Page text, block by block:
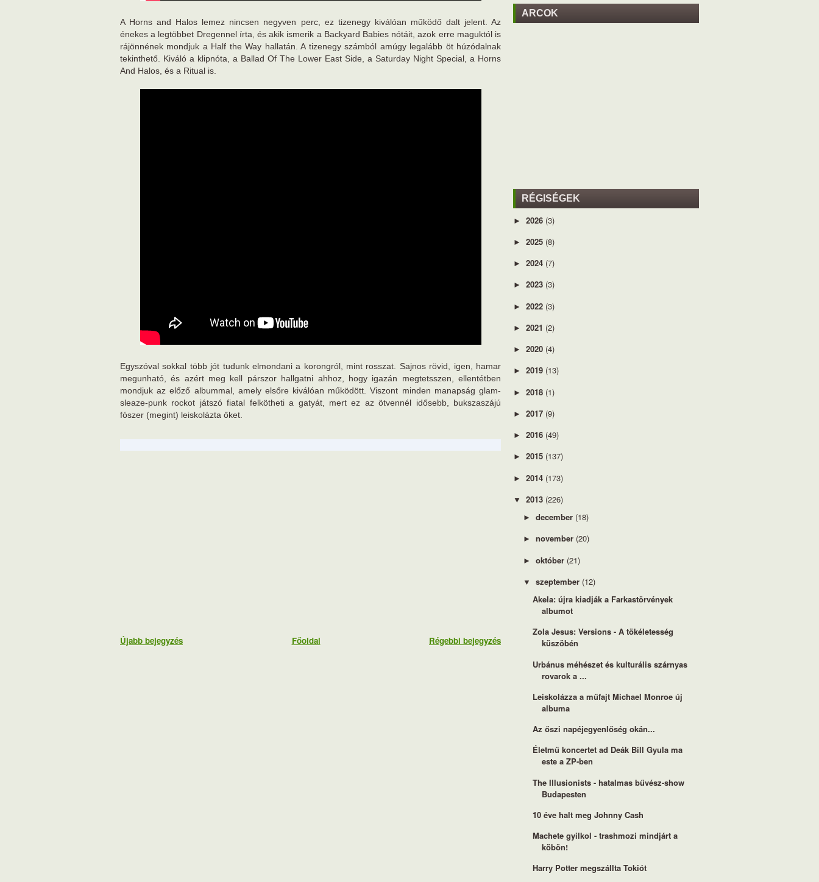
A Horns and Halos lemez nincsen negyven perc, ez tizenegy kiválóan működő dalt jelent. Az
énekes a legtöbbet Dregennel írta, és akik ismerik a Backyard Babies nótáit, azok erre maguktól is
rájönnének mondjuk a Half the Way hallatán. A tizenegy számból amúgy legalább öt húzódalnak
tekinthető. Kiváló a klipnóta, a Ballad Of The Lower East Side, a Saturday Night Special, a Horns
And Halos, és a Ritual is.
Egyszóval sokkal több jót tudunk elmondani a korongról, mint rosszat. Sajnos rövid, igen, hamar
megunható, és azért meg kell párszor hallgatni ahhoz, hogy igazán megtetsszen, ellentétben
mondjuk az előző albummal, amely elsőre kiválóan működött. Viszont minden manapság glam-
sleaze-punk rockot játszó fiatal felkötheti a gatyát, mert ez az ötvennél idősebb, bukszaszájú
fószer (megint) leiskolázta őket.
Újabb bejegyzés Régebbi bejegyzés
Főoldal
ARCOK
RÉGISÉGEK
► 2026 (3)
► 2025 (8)
► 2024 (7)
► 2023 (3)
► 2022 (3)
► 2021 (2)
► 2020 (4)
► 2019 (13)
► 2018 (1)
► 2017 (9)
► 2016 (49)
► 2015 (137)
► 2014 (173)
▼ 2013 (226)
► december (18)
► november (20)
► október (21)
▼ szeptember (12)
Akela: újra kiadják a Farkastörvények
albumot
Zola Jesus: Versions - A tökéletesség
küszöbén
Urbánus méhészet és kulturális szárnyas
rovarok a ...
Leiskolázza a műfajt Michael Monroe új
albuma
Az őszi napéjegyenlőség okán...
Életmű koncertet ad Deák Bill Gyula ma
este a ZP-ben
The Illusionists - hatalmas bűvész-show
Budapesten
10 éve halt meg Johnny Cash
Machete gyilkol - trashmozi mindjárt a
köbön!
Harry Potter megszállta Tokiót